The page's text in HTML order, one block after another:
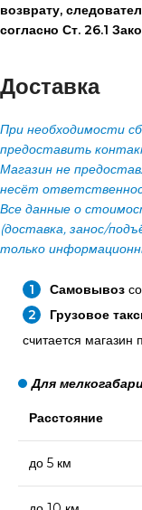
возврату,
согласно Ст. 26.1
Доставка
При необходимости
предоставить
Магазин не
несёт
Все данные о
(доставка, занос/
только
Самовывоз
Грузовое
считается магазин
Для
Расстояние
до 5 км